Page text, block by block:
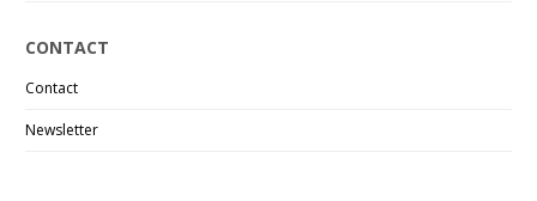
CONTACT
Contact
Newsletter